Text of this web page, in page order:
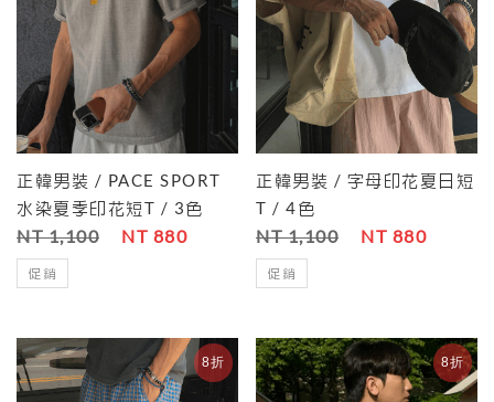
正韓男裝 / PACE SPORT
水染夏季印花短T / 3色
NT 1,100 NT 880
促銷
正韓男裝 / 字母印花夏日短
T / 4色
NT 1,100 NT 880
促銷
8折 8折